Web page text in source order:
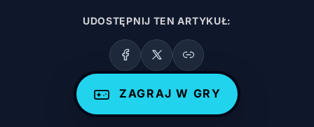
UDOSTĘPNIJ TEN ARTYKUŁ:
ZAGRAJ W GRY